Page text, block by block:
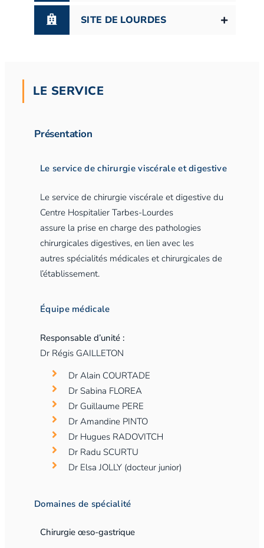
SITE DE LOURDES
LE SERVICE
Présentation
Le service de chirurgie viscérale et digestive
Le service de chirurgie viscérale et digestive du
Centre Hospitalier Tarbes-Lourdes
assure la prise en charge des pathologies
chirurgicales digestives, en lien avec les
autres spécialités médicales et chirurgicales de
l’établissement.
Équipe médicale
Responsable d’unité :
Dr Régis GAILLETON
Dr Alain COURTADE
Dr Sabina FLOREA
Dr Guillaume PERE
Dr Amandine PINTO
Dr Hugues RADOVITCH
Dr Radu SCURTU
Dr Elsa JOLLY (docteur junior)
Domaines de spécialité
Chirurgie œso-gastrique